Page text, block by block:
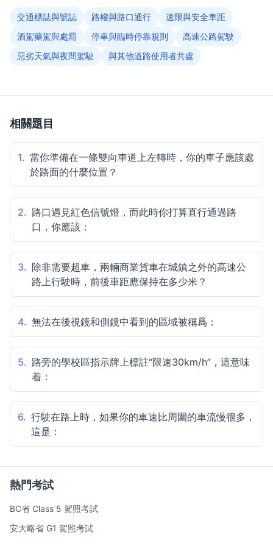
交通標誌與號誌 路權與路口通行
速限與安全車距
酒駕藥駕與處罰
停車與臨時停靠規則
高速公路駕駛
惡劣天氣與夜間駕駛
與其他道路使用者共處
相關題目
1. 當你準備在一條雙向車道上左轉時，你的車子應該處
於路面的什麼位置？
2. 路口遇見紅色信號燈，而此時你打算直行通過路
口，你應該：
3. 除非需要超車，兩輛商業貨車在城鎮之外的高速公
路上行駛時，前後車距應保持在多少米？
4. 無法在後視鏡和側鏡中看到的區域被稱爲：
5. 路旁的學校區指示牌上標註“限速30km/h”，這意味
着：
6. 行駛在路上時，如果你的車速比周圍的車流慢很多，
這是：
熱門考試
BC省 Class 5 駕照考試
安大略省 G1 駕照考試